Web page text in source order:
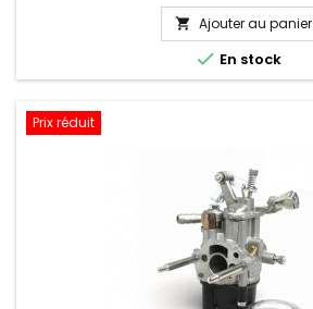
de
base
 Ajouter au panier
 En stock
Prix réduit